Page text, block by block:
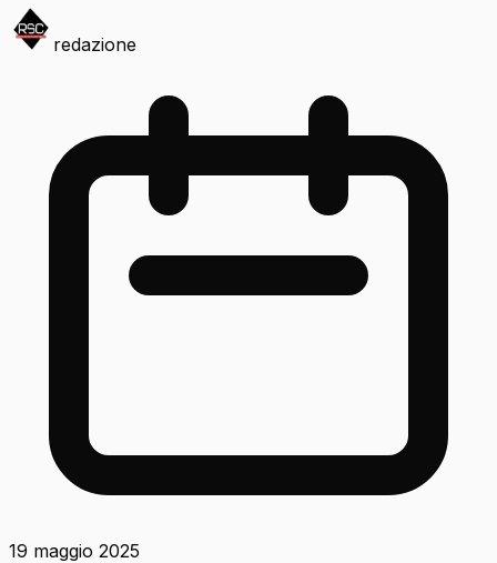
redazione
19 maggio 2025